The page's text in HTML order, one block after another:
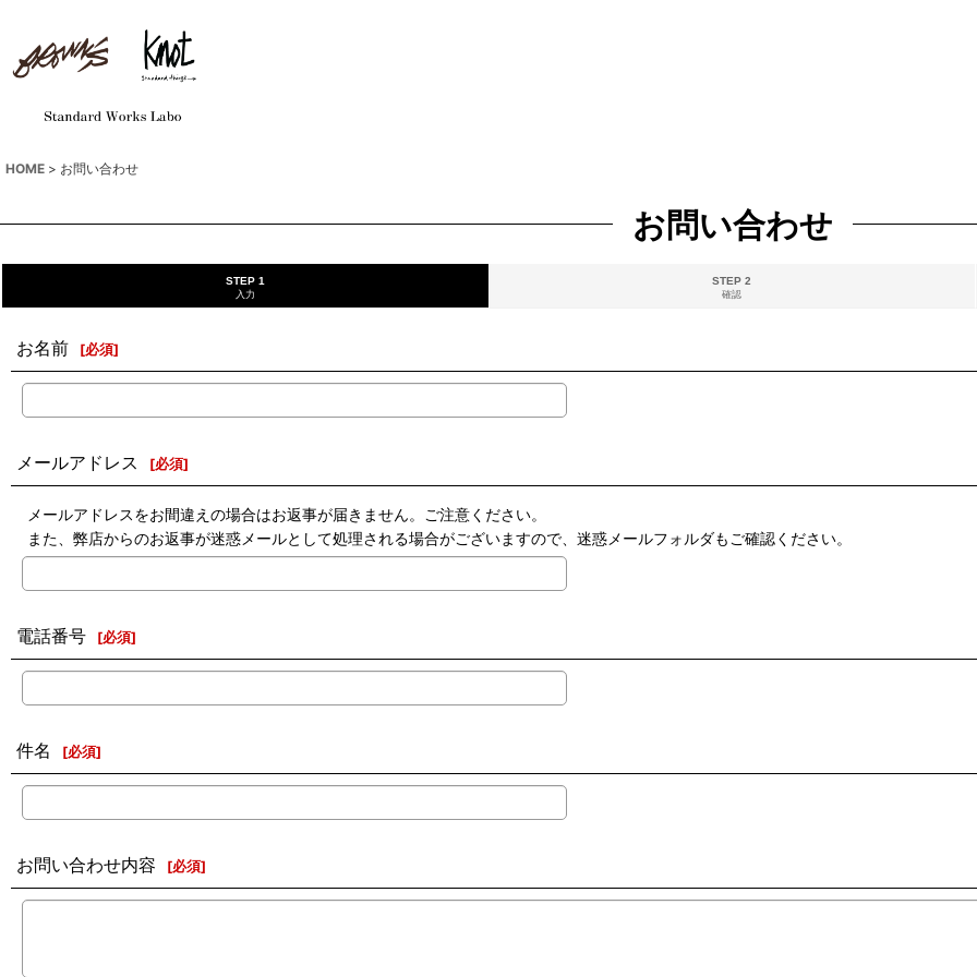
HOME > お問い合わせ
お問い合わせ
STEP 1
入力
STEP 2
確認
お名前 [必須]
メールアドレス [必須]
メールアドレスをお間違えの場合はお返事が届きません。ご注意ください。
また、弊店からのお返事が迷惑メールとして処理される場合がございますので、迷惑メールフォルダもご確認ください。
電話番号 [必須]
件名 [必須]
お問い合わせ内容 [必須]